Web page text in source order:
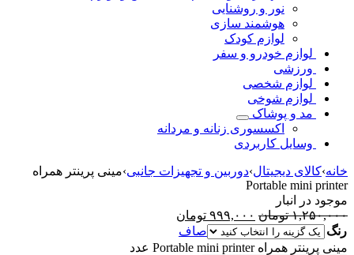
نور و روشنایی
هوشمند سازی
لوازم کودک
لوازم خودرو و سفر
ورزشی
لوازم شخصی
لوازم شوخی
مد و پوشاک
اکسسوری زنانه و مردانه
وسایل کاربردی
خانه›کالای دیجیتال›دوربین و تجهیزات جانبی›مینی پرینتر همراه
Portable mini printer
موجود در انبار
۱,۲۵۰,۰۰۰ تومان ۹۹۹,۰۰۰ تومان
رنگ
صاف
مینی پرینتر همراه Portable mini printer عدد